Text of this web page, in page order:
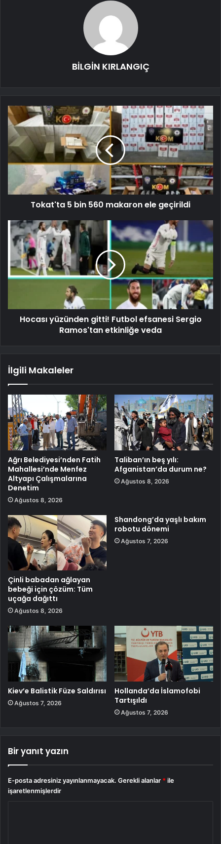
BİLGİN KIRLANGIÇ
Tokat'ta 5 bin 560 makaron ele geçirildi
Hocası yüzünden gitti! Futbol efsanesi Sergio
Ramos'tan etkinliğe veda
İlgili Makaleler
Ağrı Belediyesi’nden Fatih
Mahallesi’nde Menfez
Altyapı Çalışmalarına
Denetim
Ağustos 8, 2026
Taliban’ın beş yılı:
Afganistan’da durum ne?
Ağustos 8, 2026
Çinli babadan ağlayan
bebeği için çözüm: Tüm
uçağa dağıttı
Ağustos 8, 2026
Shandong’da yaşlı bakım
robotu dönemi
Ağustos 7, 2026
Kiev’e Balistik Füze Saldırısı
Ağustos 7, 2026
Hollanda’da İslamofobi
Tartışıldı
Ağustos 7, 2026
Bir yanıt yazın
E-posta adresiniz yayınlanmayacak. Gerekli alanlar * ile
işaretlenmişlerdir